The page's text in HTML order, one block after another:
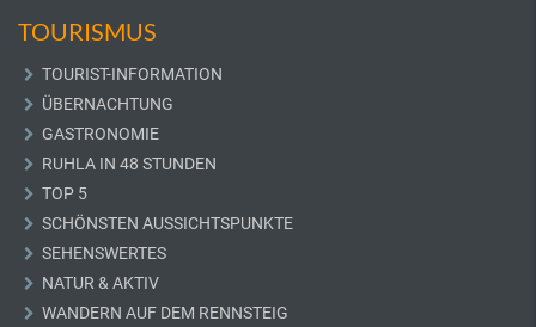
TOURISMUS
TOURIST-INFORMATION
ÜBERNACHTUNG
GASTRONOMIE
RUHLA IN 48 STUNDEN
TOP 5
SCHÖNSTEN AUSSICHTSPUNKTE
SEHENSWERTES
NATUR & AKTIV
WANDERN AUF DEM RENNSTEIG